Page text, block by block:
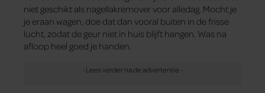
niet geschikt als nagellakremover voor alledag. Mocht je
je eraan wagen, doe dat dan vooral buiten in de frisse
lucht, zodat de geur niet in huis blijft hangen. Was na
afloop heel goed je handen.